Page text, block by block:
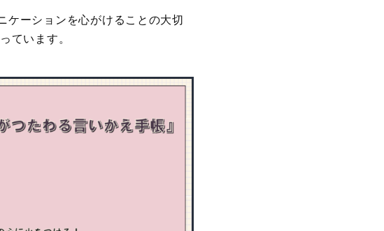
ケーションを心がけることの大切
ています。